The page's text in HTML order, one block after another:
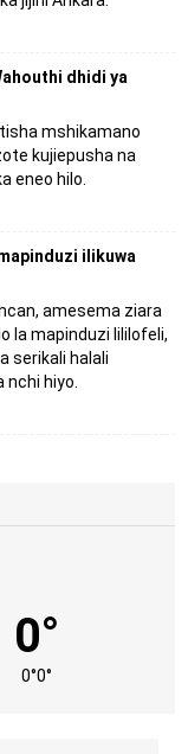
dhidi ya
mshikamano
kujiepusha na
eneo hilo.
ilikuwa
amesema ziara
la mapinduzi lililofeli,
serikali halali
hiyo.
0°
0°0°